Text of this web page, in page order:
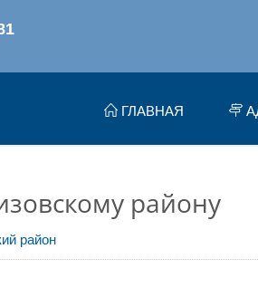
ГЛАВНАЯ
району
район